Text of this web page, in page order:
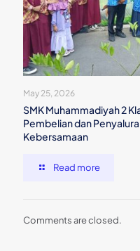
May 25, 2026
SMK Muhammadiyah 2
Pembelian dan
Kebersamaan
Read more
Comments are closed.